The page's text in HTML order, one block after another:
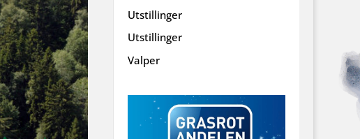
Utstillinger
Utstillinger
Valper